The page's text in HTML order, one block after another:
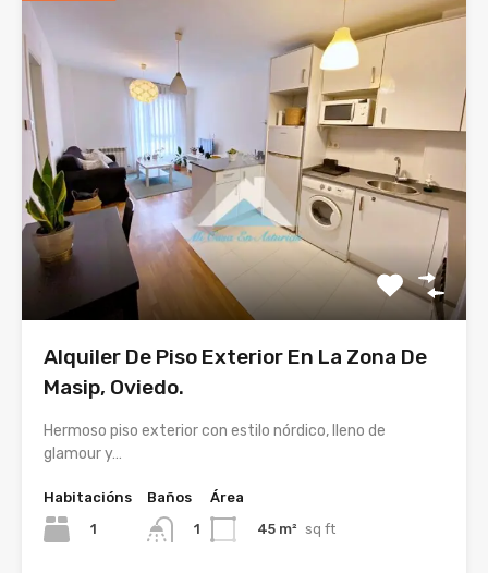
Alquiler De Piso Exterior En La Zona De
Masip, Oviedo.
Hermoso piso exterior con estilo nórdico, lleno de
glamour y…
Habitacións
1
Baños
1
Área
45 m² sq ft